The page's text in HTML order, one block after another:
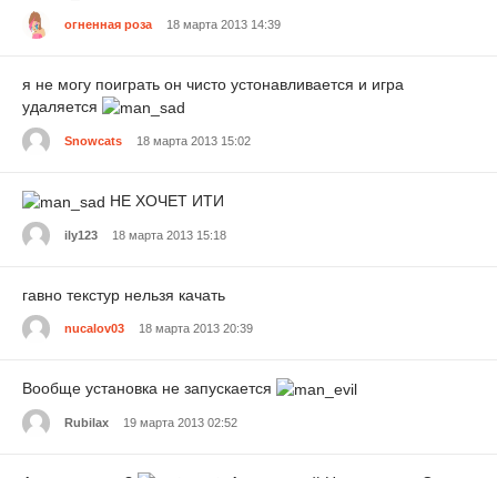
огненная роза 18 марта 2013 14:39
я не могу поиграть он чисто устонавливается и игра
удаляется
Snowcats 18 марта 2013 15:02
НЕ ХОЧЕТ ИТИ
ily123 18 марта 2013 15:18
гавно текстур нельзя качать
nucalov03 18 марта 2013 20:39
Вообще установка не запускается
Rubilax 19 марта 2013 02:52